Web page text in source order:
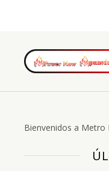
Bienvenidos a Metro